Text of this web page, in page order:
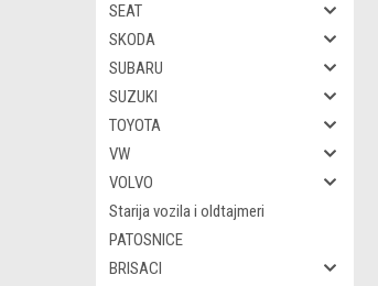
SEAT
SKODA
SUBARU
SUZUKI
TOYOTA
VW
VOLVO
Starija vozila i oldtajmeri
PATOSNICE
BRISACI